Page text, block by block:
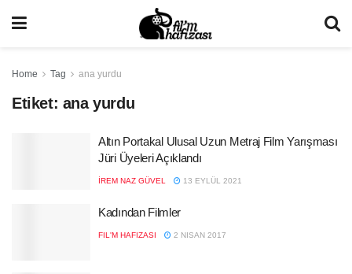
Home Tag ana yurdu
Etiket: ana yurdu
Altın Portakal Ulusal Uzun Metraj Film Yarışması
Jüri Üyeleri Açıklandı
İREM NAZ GÜVEL 13 EYLÜL 2021
Kadından Filmler
FIL'M HAFIZASI 2 NISAN 2017